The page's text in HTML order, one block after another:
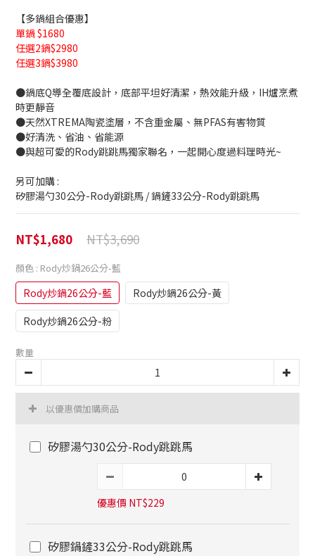
【多鍋組合優惠】
單鍋 $1680
任選2鍋$2980
任選3鍋$3980
●鍋底Q導全覆底設計，底部平坦好清潔，熱效能升級，IH爐烹煮
時更靜音
●天然XTREMA陶瓷塗層，不含重金屬、無PFAS有害物質
●好清洗、省油、省能源
●與超可愛的Rody跳跳馬獨家聯名，一起開心度過料理時光~
另可加購 :
矽膠湯勺30公分-Rody跳跳馬 / 鍋鏟33公分-Rody跳跳馬
NT$3,690
NT$1,680
顏色 : Rody炒鍋26公分-藍
Rody炒鍋26公分-藍
Rody炒鍋26公分-黃
Rody炒鍋26公分-粉
數量
以優惠價加購商品
矽膠湯勺30公分-Rody跳跳馬
優惠價 NT$229
矽膠鍋鏟33公分-Rody跳跳馬